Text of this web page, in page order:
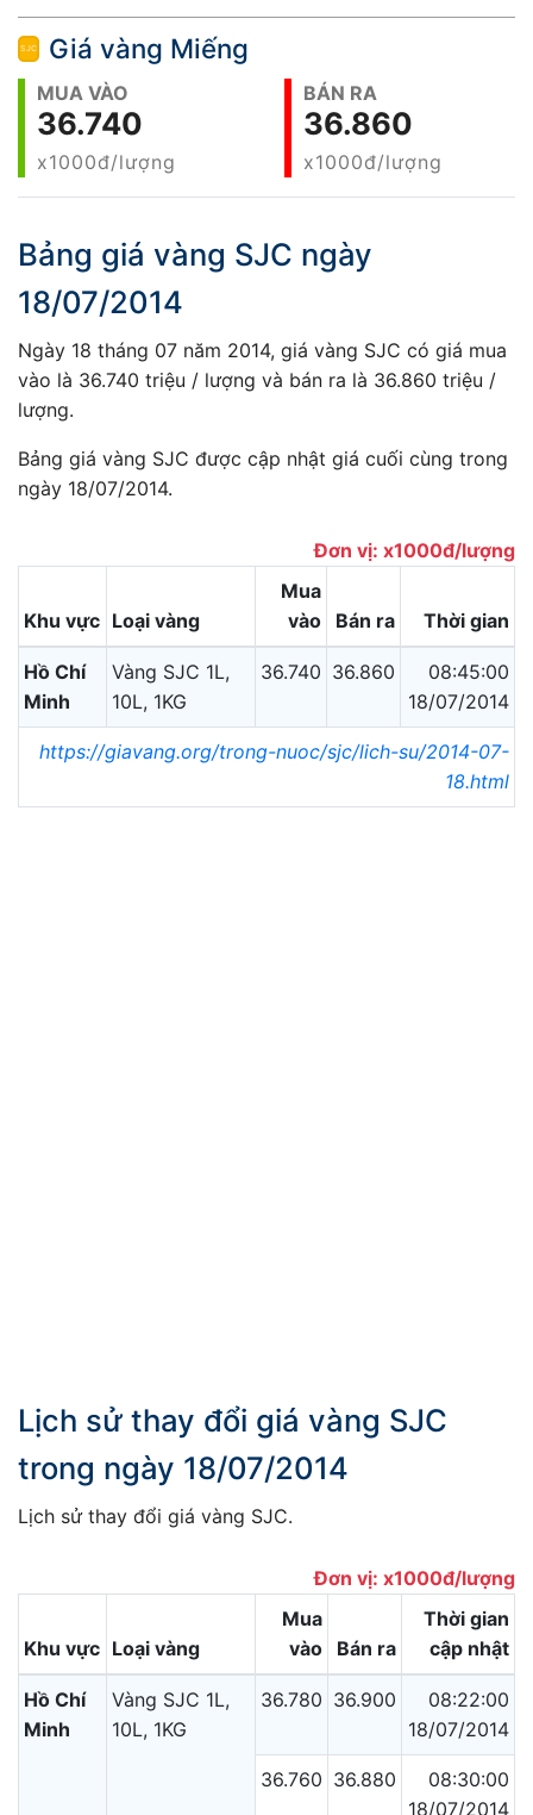
Giá vàng Miếng
MUA VÀO
36.740
x1000đ/lượng
BÁN RA
36.860
x1000đ/lượng
Bảng giá vàng SJC ngày
18/07/2014
Ngày 18 tháng 07 năm 2014, giá vàng SJC có giá mua
vào là 36.740 triệu / lượng và bán ra là 36.860 triệu /
lượng.
Bảng giá vàng SJC được cập nhật giá cuối cùng trong
ngày 18/07/2014.
Đơn vị: x1000đ/lượng
Khu vực Loại vàng
Mua
vào
Bán ra Thời gian
Hồ Chí
Minh
Vàng SJC 1L,
10L, 1KG
36.740 36.860
08:45:00
18/07/2014
https://giavang.org/trong-nuoc/sjc/lich-su/2014-07-
18.html
Lịch sử thay đổi giá vàng SJC
trong ngày 18/07/2014
Lịch sử thay đổi giá vàng SJC.
Đơn vị: x1000đ/lượng
Khu vực Loại vàng
Mua
vào
Bán ra
Thời gian
cập nhật
Hồ Chí
Minh
Vàng SJC 1L,
10L, 1KG
36.780 36.900
08:22:00
18/07/2014
36.760 36.880
08:30:00
18/07/2014